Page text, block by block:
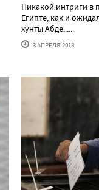
Никакой интриги в
Египте, как и
хунты Абде......
3 АПРЕЛЯ'2018